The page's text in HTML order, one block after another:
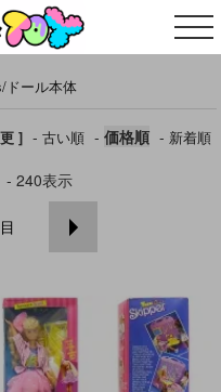
ドール本体
] - 古い順 - 価格順 - 新着順
- 240表示